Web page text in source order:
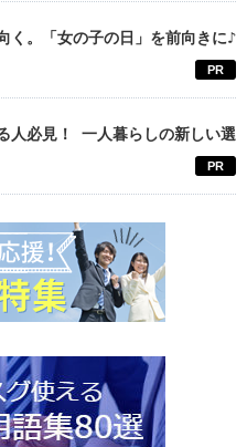
く。「女の子の日」を前向きに♪
PR
人必見！ 一人暮らしの新しい選
PR